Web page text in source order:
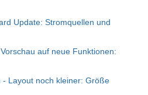
Update: Stromquellen und
auf neue Funktionen:
- Layout noch kleiner: Größe